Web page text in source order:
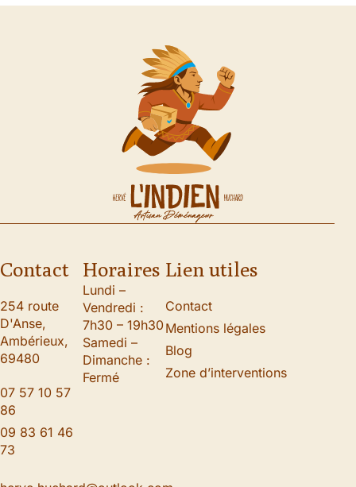
Contact
254 route
D'Anse,
Ambérieux,
69480
07 57 10 57
86
09 83 61 46
73
Horaires
Lundi –
Vendredi :
7h30 – 19h30
Samedi –
Dimanche :
Fermé
Lien utiles
Contact
Mentions légales
Blog
Zone d’interventions